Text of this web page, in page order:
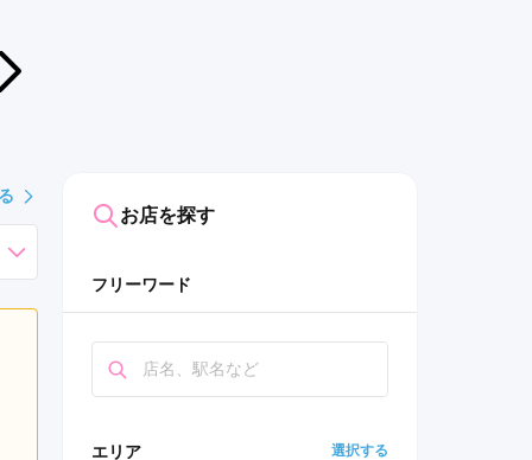
弘前で振袖選びなら一蔵＼振袖セレブレーション／記念写真撮影付き
お店を探す
フリーワード
エリア 選択する